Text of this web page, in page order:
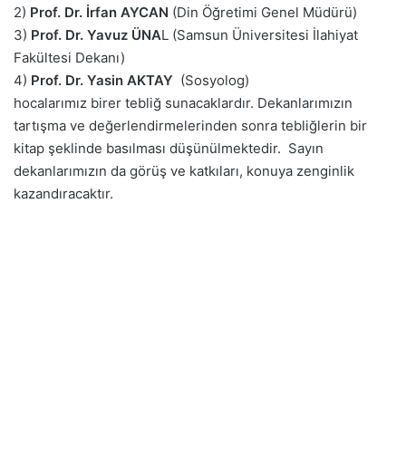
2) Prof. Dr. İrfan AYCAN (Din Öğretimi Genel Müdürü)
3) Prof. Dr. Yavuz ÜNAL (Samsun Üniversitesi İlahiyat
Fakültesi Dekanı)
4) Prof. Dr. Yasin AKTAY (Sosyolog)
hocalarımız birer tebliğ sunacaklardır. Dekanlarımızın
tartışma ve değerlendirmelerinden sonra tebliğlerin bir
kitap şeklinde basılması düşünülmektedir. Sayın
dekanlarımızın da görüş ve katkıları, konuya zenginlik
kazandıracaktır.